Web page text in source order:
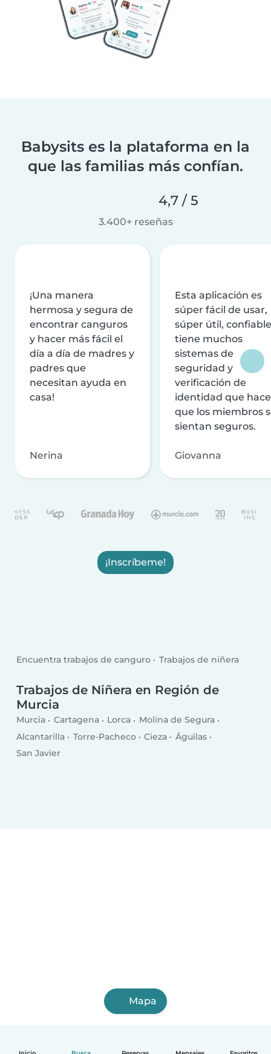
Babysits es la plataforma en la
que las familias más confían.
4,7 / 5
3.400+ reseñas
¡Una manera
hermosa y segura de
encontrar canguros
y hacer más fácil el
día a día de madres y
padres que
necesitan ayuda en
casa!
Nerina
Esta aplicación es
súper fácil de usar,
súper útil,
tiene muchos
sistemas de
seguridad y
verificación de
identidad que
que los miembros
sientan seguros.
Giovanna
¡Inscríbeme!
Encuentra trabajos de canguro Trabajos de niñera
Trabajos de Niñera en Región de
Murcia
Murcia Cartagena Lorca
Molina de Segura
Alcantarilla
Torre-Pacheco Cieza
Águilas
San Javier
Mapa